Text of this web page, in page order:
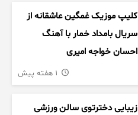
کلیپ موزیک غمگین عاشقانه از
سریال بامداد خمار با آهنگ
احسان خواجه امیری
زیبایی دخترتوی سالن ورزشی